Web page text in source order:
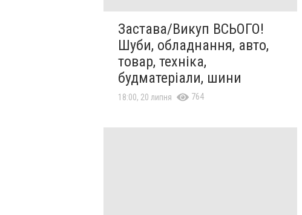
Застава/Викуп ВСЬОГО!
Шуби, обладнання, авто,
товар, техніка,
будматеріали, шини
18:00, 20 липня 764